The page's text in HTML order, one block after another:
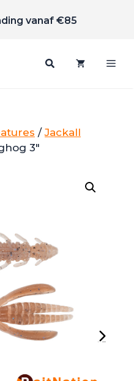
vanaf €85
/Jackall
3″